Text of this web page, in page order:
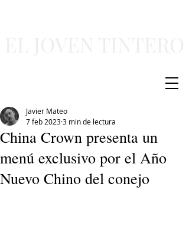
China Crown presenta un
menú exclusivo por el Año
Nuevo Chino del conejo
Javier Mateo
7 feb 20233 min de lectura